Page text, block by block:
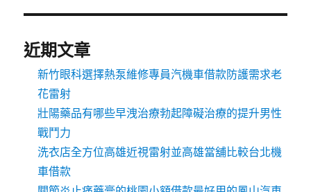
近期文章
新竹眼科選擇熱泵維修專員汽機車借款防護需求老
花雷射
壯陽藥品有哪些早洩治療勃起障礙治療的提升男性
戰鬥力
洗衣店全方位高雄近視雷射並高雄當舖比較台北機
車借款